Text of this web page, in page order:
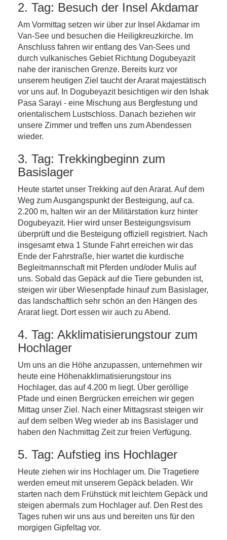
2. Tag: Besuch der Insel Akdamar
Am Vormittag setzen wir über zur Insel Akdamar im
Van-See und besuchen die Heiligkreuzkirche. Im
Anschluss fahren wir entlang des Van-Sees und
durch vulkanisches Gebiet Richtung Dogubeyazit
nahe der iranischen Grenze. Bereits kurz vor
unserem heutigen Ziel taucht der Ararat majestätisch
vor uns auf. In Dogubeyazit besichtigen wir den Ishak
Pasa Sarayi - eine Mischung aus Bergfestung und
orientalischem Lustschloss. Danach beziehen wir
unsere Zimmer und treffen uns zum Abendessen
wieder.
3. Tag: Trekkingbeginn zum
Basislager
Heute startet unser Trekking auf den Ararat. Auf dem
Weg zum Ausgangspunkt der Besteigung, auf ca.
2.200 m, halten wir an der Militärstation kurz hinter
Dogubeyazit. Hier wird unser Besteigungsvisum
überprüft und die Besteigung offiziell registriert. Nach
insgesamt etwa 1 Stunde Fahrt erreichen wir das
Ende der Fahrstraße, hier wartet die kurdische
Begleitmannschaft mit Pferden und/oder Mulis auf
uns. Sobald das Gepäck auf die Tiere gebunden ist,
steigen wir über Wiesenpfade hinauf zum Basislager,
das landschaftlich sehr schön an den Hängen des
Ararat liegt. Dort essen wir auch zu Abend.
4. Tag: Akklimatisierungstour zum
Hochlager
Um uns an die Höhe anzupassen, unternehmen wir
heute eine Höhenakklimatisierungstour ins
Hochlager, das auf 4.200 m liegt. Über geröllige
Pfade und einen Bergrücken erreichen wir gegen
Mittag unser Ziel. Nach einer Mittagsrast steigen wir
auf dem selben Weg wieder ab ins Basislager und
haben den Nachmittag Zeit zur freien Verfügung.
5. Tag: Aufstieg ins Hochlager
Heute ziehen wir ins Hochlager um. Die Tragetiere
werden erneut mit unserem Gepäck beladen. Wir
starten nach dem Frühstück mit leichtem Gepäck und
steigen abermals zum Hochlager auf. Den Rest des
Tages ruhen wir uns aus und bereiten uns für den
morgigen Gipfeltag vor.